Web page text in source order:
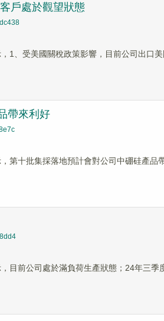
戶處於觀望狀態
1、受美國關稅政策影響，目前公司出口
帶來利好
第十批集採落地預計會對公司中硼硅產品
目前公司處於滿負荷生產狀態；24年三